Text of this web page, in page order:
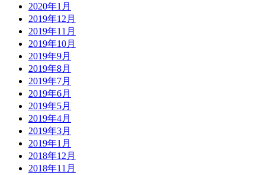
2020年1月
2019年12月
2019年11月
2019年10月
2019年9月
2019年8月
2019年7月
2019年6月
2019年5月
2019年4月
2019年3月
2019年1月
2018年12月
2018年11月